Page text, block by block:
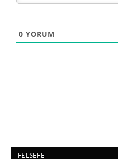
0 YORUM
FELSEFE